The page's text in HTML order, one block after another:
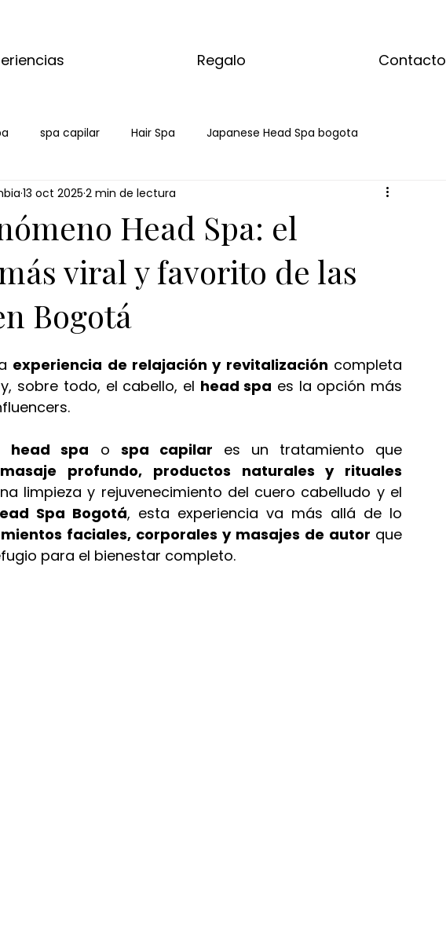
Regalo Contacto
spa capilar Hair Spa Japanese Head Spa bogota
Head Spa: el
viral y favorito de las
Bogotá
13 oct 2025 2 min de lectura
experiencia de relajación y revitalización completa
sobre todo, el cabello, el head spa es la opción más
head spa o spa capilar es un tratamiento que
profundo, productos naturales y rituales
limpieza y rejuvenecimiento del cuero cabelludo y el
Spa Bogotá, esta experiencia va más allá de lo
faciales, corporales y masajes de autor que
para el bienestar completo.